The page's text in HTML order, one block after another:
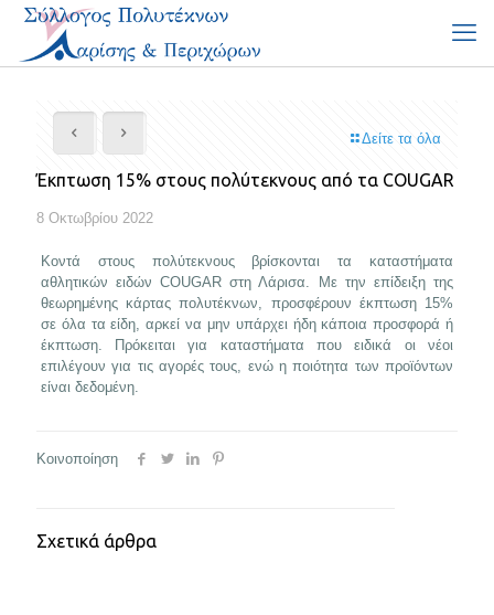
Δείτε τα όλα
Έκπτωση 15% στους πολύτεκνους από τα COUGAR
8 Οκτωβρίου 2022
Κοντά στους πολύτεκνους βρίσκονται τα καταστήματα
αθλητικών ειδών COUGAR στη Λάρισα. Με την επίδειξη της
θεωρημένης κάρτας πολυτέκνων, προσφέρουν έκπτωση 15%
σε όλα τα είδη, αρκεί να μην υπάρχει ήδη κάποια προσφορά ή
έκπτωση. Πρόκειται για καταστήματα που ειδικά οι νέοι
επιλέγουν για τις αγορές τους, ενώ η ποιότητα των προϊόντων
είναι δεδομένη.
Κοινοποίηση
Σχετικά άρθρα